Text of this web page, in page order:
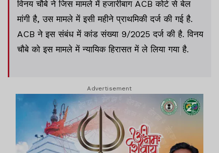
विनय चौबे ने जिस मामले में हजारीबाग ACB कोर्ट से बेल
मांगी है, उस मामले में इसी महीने प्राथमिकी दर्ज की गई है.
ACB ने इस संबंध में कांड संख्या 9/2025 दर्ज की है. विनय
चौबे को इस मामले में न्यायिक हिरासत में ले लिया गया है.
Advertisement